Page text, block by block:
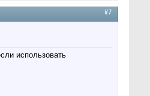
#7
использовать